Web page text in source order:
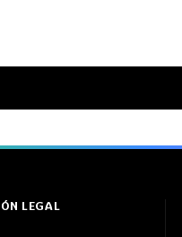
LEGAL